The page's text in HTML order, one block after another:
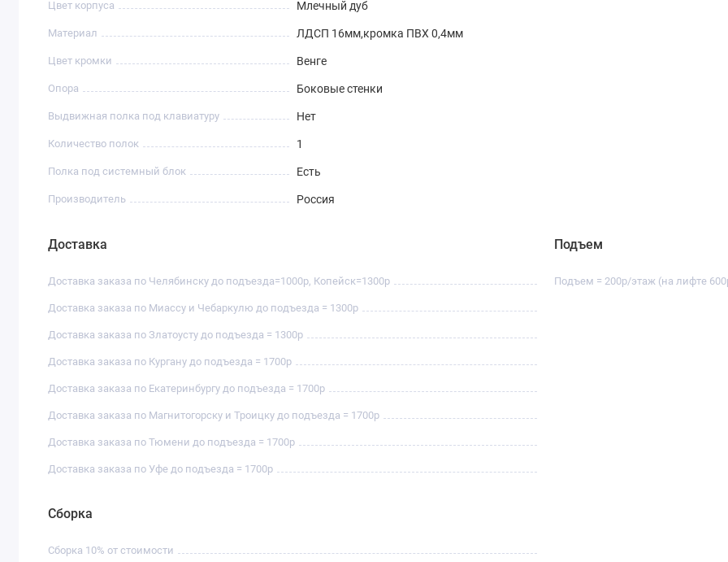
Цвет корпуса Млечный дуб
Материал ЛДСП 16мм,кромка ПВХ 0,4мм
Цвет кромки Венге
Опора Боковые стенки
Выдвижная полка под клавиатуру Нет
Количество полок 1
Полка под системный блок Есть
Производитель Россия
Доставка
Доставка заказа по Челябинску до подъезда=1000р, Копейск=1300р
Доставка заказа по Миассу и Чебаркулю до подъезда = 1300р
Доставка заказа по Златоусту до подъезда = 1300р
Доставка заказа по Кургану до подъезда = 1700р
Доставка заказа по Екатеринбургу до подъезда = 1700р
Доставка заказа по Магнитогорску и Троицку до подъезда = 1700р
Доставка заказа по Тюмени до подъезда = 1700р
Доставка заказа по Уфе до подъезда = 1700р
Подъем
Подъем = 200р/этаж (на лифте
Сборка
Сборка 10% от стоимости